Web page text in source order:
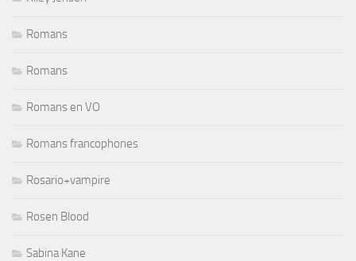
Romans
Romans
Romans en VO
Romans francophones
Rosario+vampire
Rosen Blood
Sabina Kane